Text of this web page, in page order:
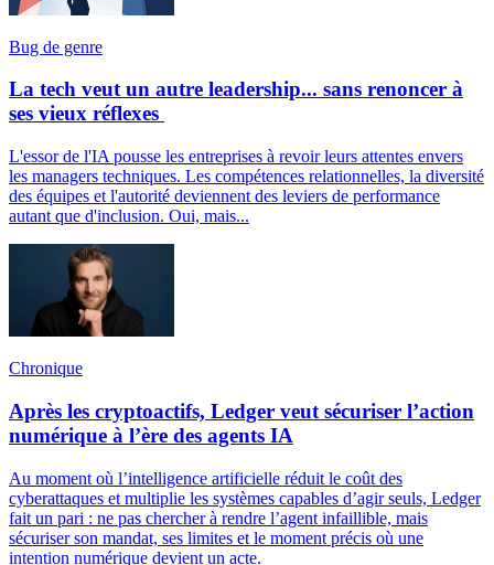
Bug de genre
La tech veut un autre leadership... sans renoncer à
ses vieux réflexes
L'essor de l'IA pousse les entreprises à revoir leurs attentes envers
les managers techniques. Les compétences relationnelles, la diversité
des équipes et l'autorité deviennent des leviers de performance
autant que d'inclusion. Oui, mais...
Chronique
Après les cryptoactifs, Ledger veut sécuriser l’action
numérique à l’ère des agents IA
Au moment où l’intelligence artificielle réduit le coût des
cyberattaques et multiplie les systèmes capables d’agir seuls, Ledger
fait un pari : ne pas chercher à rendre l’agent infaillible, mais
sécuriser son mandat, ses limites et le moment précis où une
intention numérique devient un acte.